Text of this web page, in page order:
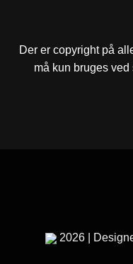
Der er copyright på
må kun bruges
2026 |